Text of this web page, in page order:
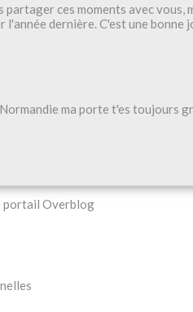
partager ces moments avec vous,
l'année dernière. C'est une bonne
ma porte t'es toujours
portail Overblog